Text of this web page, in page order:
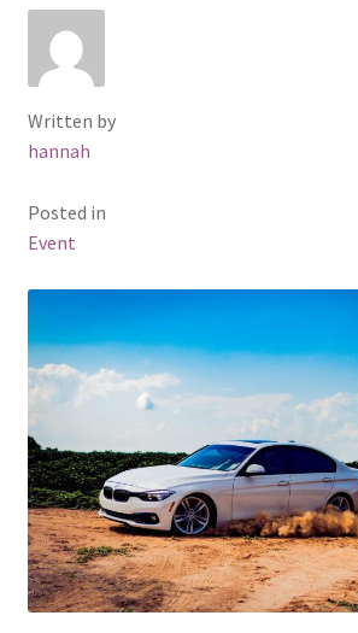
Written by
hannah
Posted in
Event